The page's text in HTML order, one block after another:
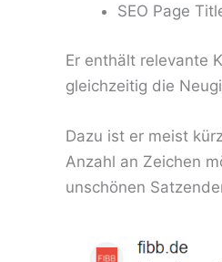
SEO Page
Er enthält relevante
gleichzeitig die
Dazu ist er meist
Anzahl an Zeichen
unschönen